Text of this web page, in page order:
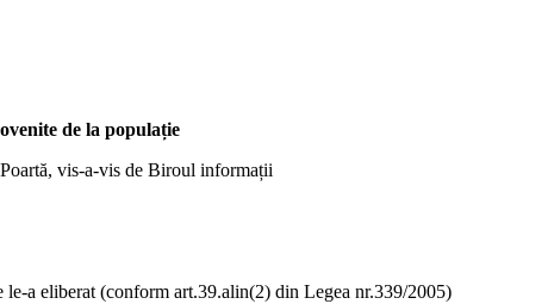
de la populație
vis-a-vis de Biroul informații
le-a eliberat (conform art.39.alin(2) din Legea nr.339/2005)